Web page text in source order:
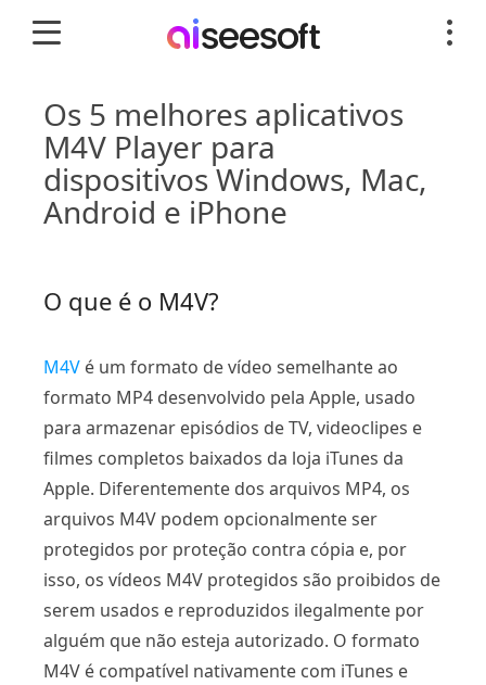
Os 5 melhores aplicativos
M4V Player para
dispositivos Windows, Mac,
Android e iPhone
O que é o M4V?
M4V é um formato de vídeo semelhante ao
formato MP4 desenvolvido pela Apple, usado
para armazenar episódios de TV, videoclipes e
filmes completos baixados da loja iTunes da
Apple. Diferentemente dos arquivos MP4, os
arquivos M4V podem opcionalmente ser
protegidos por proteção contra cópia e, por
isso, os vídeos M4V protegidos são proibidos de
serem usados ​​e reproduzidos ilegalmente por
alguém que não esteja autorizado. O formato
M4V é compatível nativamente com iTunes e